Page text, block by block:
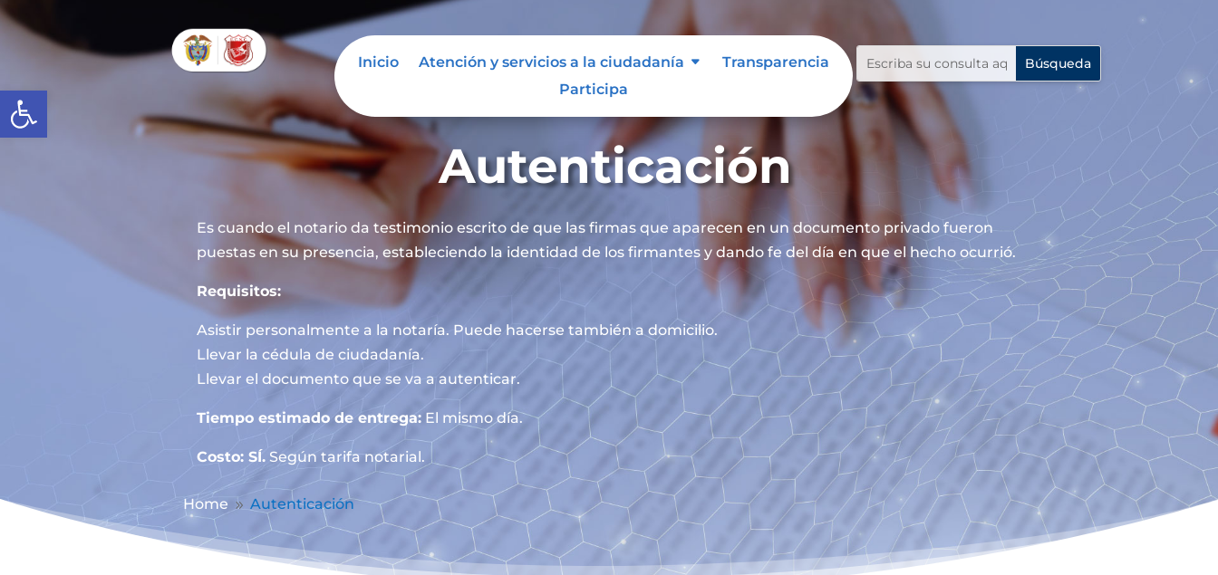
Abrir barra de herramientas
Inicio Atención y servicios a la ciudadanía
Transparencia
Participa
Autenticación
Es cuando el notario da testimonio escrito de que las firmas que aparecen en un documento privado fueron
puestas en su presencia, estableciendo la identidad de los firmantes y dando fe del día en que el hecho ocurrió.
Requisitos:
Asistir personalmente a la notaría. Puede hacerse también a domicilio.
Llevar la cédula de ciudadanía.
Llevar el documento que se va a autenticar.
Tiempo estimado de entrega:El mismo día.
Costo: SÍ.Según tarifa notarial.
Home 9 Autenticación